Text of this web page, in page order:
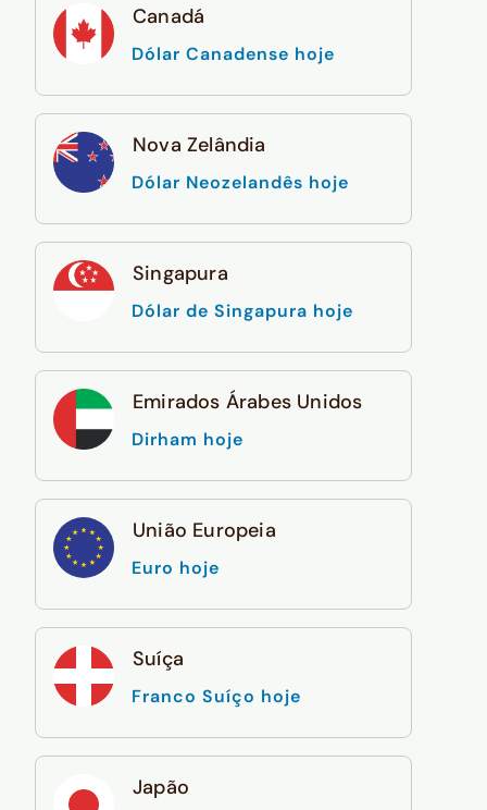
Canadá
Dólar Canadense hoje
Nova Zelândia
Dólar Neozelandês hoje
Singapura
Dólar de Singapura hoje
Emirados Árabes Unidos
Dirham hoje
União Europeia
Euro hoje
Suíça
Franco Suíço hoje
Japão